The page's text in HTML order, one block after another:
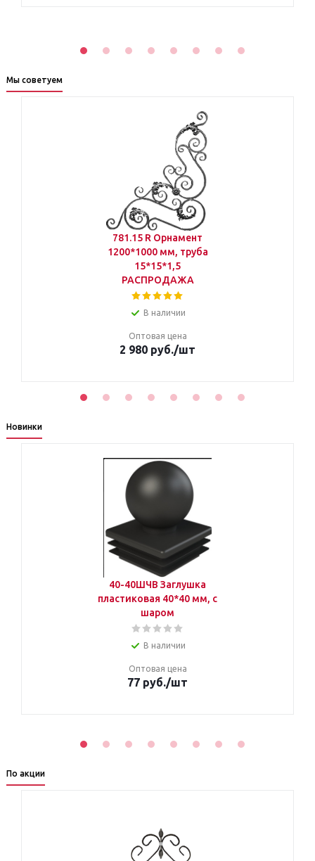
Мы советуем
781.15 R Орнамент
1200*1000 мм, труба
15*15*1,5
РАСПРОДАЖА
В наличии
Оптовая цена
2 980 руб./шт
Новинки
40-40ШЧВ Заглушка
пластиковая 40*40 мм, с
шаром
В наличии
Оптовая цена
77 руб./шт
По акции